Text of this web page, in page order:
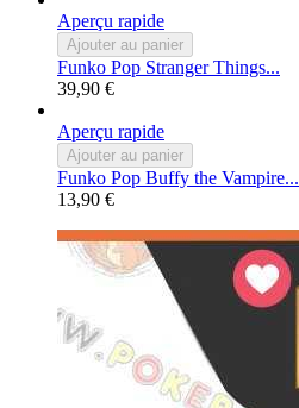
Aperçu rapide
Ajouter au panier
Funko Pop Stranger Things...
39,90 €
Aperçu rapide
Ajouter au panier
Funko Pop Buffy the Vampire...
13,90 €